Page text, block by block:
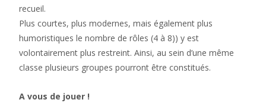
recueil.
Plus courtes, plus modernes, mais également plus
humoristiques le nombre de rôles (4 à 8)) y est
volontairement plus restreint. Ainsi, au sein d’une même
classe plusieurs groupes pourront être constitués.
A vous de jouer !